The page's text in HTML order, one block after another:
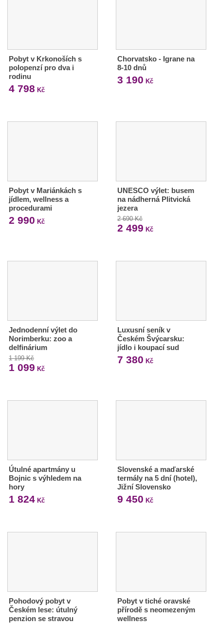
Pobyt v Krkonoších s
polopenzí pro dva i
rodinu
4 798 Kč
Chorvatsko - Igrane na
8-10 dnů
3 190 Kč
Pobyt v Mariánkách s
jídlem, wellness a
procedurami
2 990 Kč
UNESCO výlet: busem
na nádherná Plitvická
jezera
2 690 Kč
2 499 Kč
Jednodenní výlet do
Norimberku: zoo a
delfinárium
1 199 Kč
1 099 Kč
Luxusní seník v
Českém Švýcarsku:
jídlo i koupací sud
7 380 Kč
Útulné apartmány u
Bojnic s výhledem na
hory
1 824 Kč
Slovenské a maďarské
termály na 5 dní (hotel),
Jižní Slovensko
9 450 Kč
Pohodový pobyt v
Českém lese: útulný
penzion se stravou
Pobyt v tiché oravské
přírodě s neomezeným
wellness